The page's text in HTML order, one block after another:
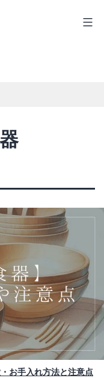
お手入れ方法と注意点